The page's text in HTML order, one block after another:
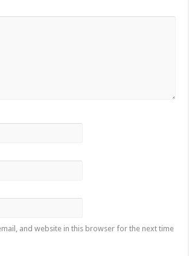
and website in this browser for the next time